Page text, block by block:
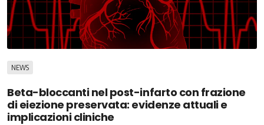
NEWS
Beta-bloccanti nel post-infarto con frazione
di eiezione preservata: evidenze attuali e
implicazioni cliniche